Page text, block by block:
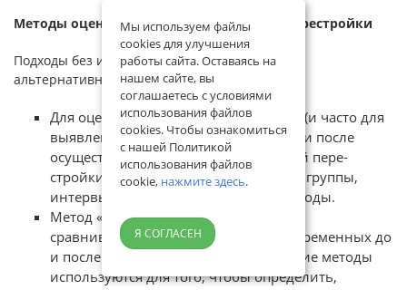
Методы оценки стратегии структурной перестройки
Подходы без использования гипотетической
альтернативной ситуации:
Для оценки уровня жизни населения (и часто для
выявления групп риска) до, во время и после
осуществления стратегии структурной пере­
стройки используются анализ фокус - группы,
интервью и другие каче­ственные методы.
Метод «до и после программы», когда
сравниваются значения клю­чевых переменных до
и после программы. Эти статистические методы
ис­пользуются для того, чтобы определить,
Мы используем файлы
cookies для улучшения
работы сайта. Оставаясь на
нашем сайте, вы
соглашаетесь с условиями
использования файлов
cookies. Чтобы ознакомиться
с нашей Политикой
использования файлов
cookie, нажмите здесь.
Я СОГЛАСЕН